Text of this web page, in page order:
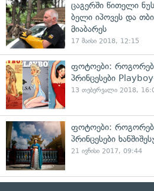
ცაგერში წითელი
ბელი იპოვეს და
მიაბარეს
17 მაისი 2018, 12:15
ფოტოები:
პრინცესები
13 თებერვალი 2018,
ფოტოები:
პრინცესები
21 ივნისი 2017, 09:44